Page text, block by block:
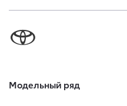
Модельный ряд